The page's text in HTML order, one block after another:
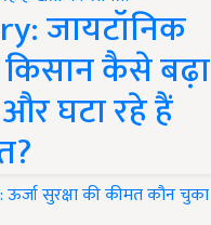
जायटॉनिक
कैसे बढ़ा
घटा रहे हैं